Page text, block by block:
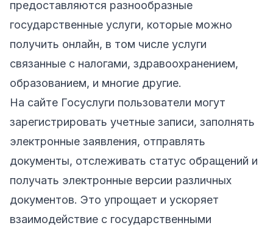
предоставляются разнообразные
государственные услуги, которые можно
получить онлайн, в том числе услуги
связанные с налогами, здравоохранением,
образованием, и многие другие.
На сайте Госуслуги пользователи могут
зарегистрировать учетные записи, заполнять
электронные заявления, отправлять
документы, отслеживать статус обращений и
получать электронные версии различных
документов. Это упрощает и ускоряет
взаимодействие с государственными